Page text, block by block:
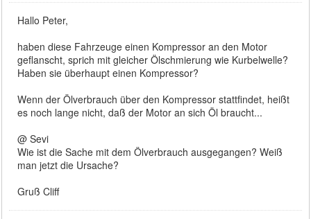
Hallo Peter,
haben diese Fahrzeuge einen Kompressor an den Motor
geflanscht, sprich mit gleicher Ölschmierung wie Kurbelwelle?
Haben sie überhaupt einen Kompressor?
Wenn der Ölverbrauch über den Kompressor stattfindet, heißt
es noch lange nicht, daß der Motor an sich Öl braucht...
@ Sevi
Wie ist die Sache mit dem Ölverbrauch ausgegangen? Weiß
man jetzt die Ursache?
Gruß Cliff